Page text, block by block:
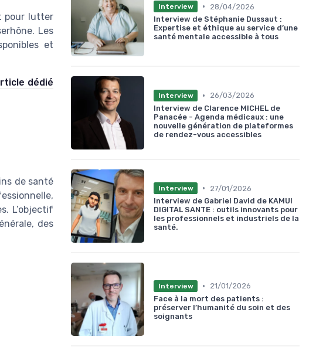
pour lutter
Les
et
dédié
de santé
L’objectif
des
Interview •
28/04/2026
Interview de Stéphanie Dussaut :
Expertise et éthique au service d’une
santé mentale accessible à tous
Interview •
26/03/2026
Interview de Clarence MICHEL de
Panacée - Agenda médicaux : une
nouvelle génération de plateformes
de rendez-vous accessibles
Interview •
27/01/2026
Interview de Gabriel David de KAMUI
DIGITAL SANTE : outils innovants pour
les professionnels et industriels de la
santé.
Interview •
21/01/2026
Face à la mort des patients :
préserver l’humanité du soin et des
soignants